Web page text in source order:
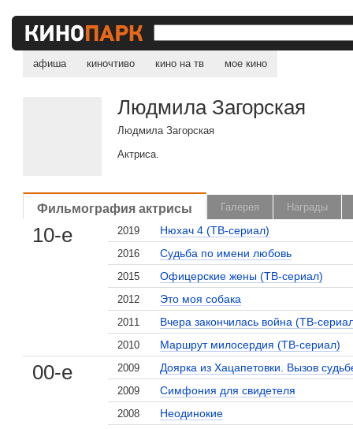
афиша киночтиво кино на тв мое кино
Людмила Загорская
Людмила Загорская
Актриса.
Фильмография актрисы Галерея Награды
10-е 2019 Нюхач 4 (ТВ-сериал)
2016 Судьба по имени любовь
2015 Офицерские жены (ТВ-сериал)
2012 Это моя собака
2011 Вчера закончилась война (ТВ-
2010 Маршрут милосердия (ТВ-сериал)
00-е 2009 Доярка из Хацапетовки. Вызов
2009 Симфония для свидетеля
2008 Неодинокие